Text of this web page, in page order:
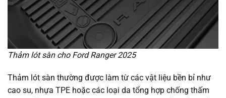
Thảm lót sàn cho Ford Ranger 2025
Thảm lót sàn thường được làm từ các vật liệu bền bỉ như
cao su, nhựa TPE hoặc các loại da tổng hợp chống thấm